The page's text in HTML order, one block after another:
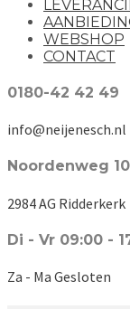
WEBSHOP
CONTACT
0180-42 42 49
info@neijenesch.nl
Noordenweg 10
2984 AG Ridderkerk
Di - Vr 09:00 -
Za - Ma Gesloten